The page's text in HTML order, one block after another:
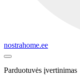
nostrahome.ee
Parduotuvės įvertinimas